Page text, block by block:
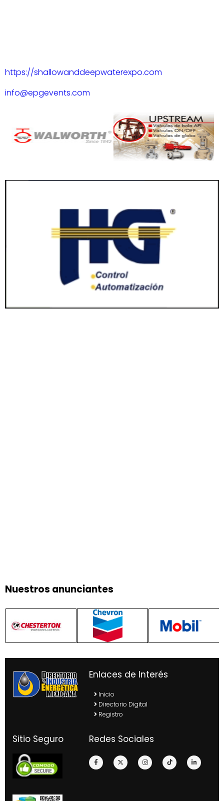
https://shallowanddeepwaterexpo.com
info@epgevents.com
Nuestros anunciantes
Enlaces de Interés
Inicio
Directorio Digital
Registro
Sitio Seguro Redes Sociales